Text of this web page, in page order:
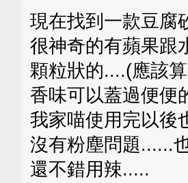
現在找到一款豆腐
很神奇的有蘋果跟
顆粒狀的....(應該
香味可以蓋過便便
我家喵使用完以後
沒有粉塵問題......
還不錯用辣.....